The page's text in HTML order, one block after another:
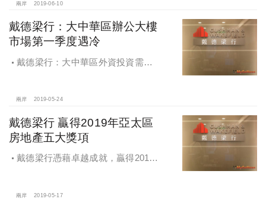
兩岸 2019-06-10
戴德梁行：大中華區辦公大樓
市場第一季度遇冷
戴德梁行：大中華區外資投資需求
兩岸 2019-05-24
戴德梁行 贏得2019年亞太區
房地產五大獎項
戴德梁行憑藉卓越成就，贏得2019
兩岸 2019-05-17